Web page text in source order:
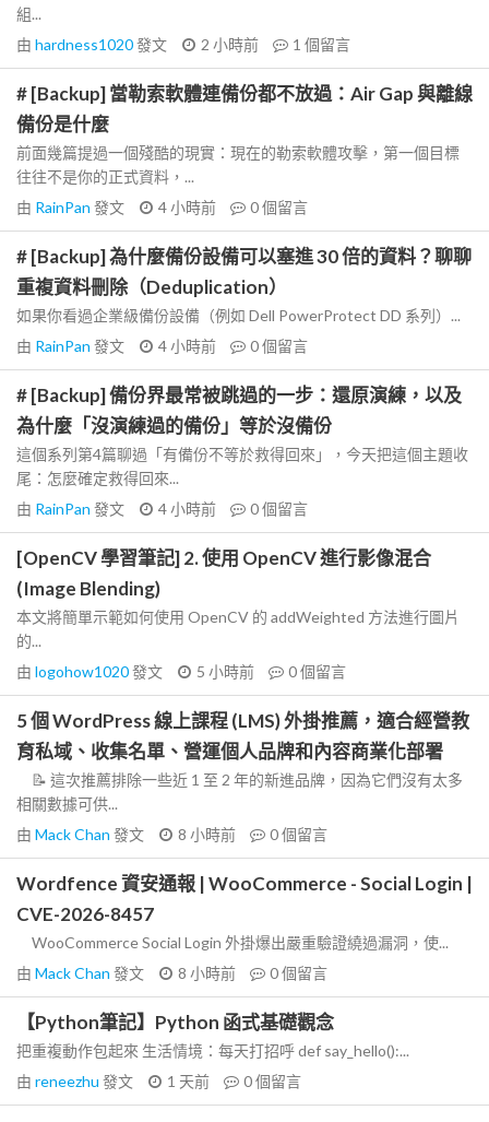
組...
由 hardness1020發文 2 小時前 1 個留言
# [Backup] 當勒索軟體連備份都不放過：Air Gap 與離線
備份是什麼
前面幾篇提過一個殘酷的現實：現在的勒索軟體攻擊，第一個目標
往往不是你的正式資料，...
由 RainPan 發文 4 小時前 0個留言
# [Backup] 為什麼備份設備可以塞進 30 倍的資料？聊聊
重複資料刪除（Deduplication）
如果你看過企業級備份設備（例如 Dell PowerProtect DD 系列）...
由 RainPan 發文 4 小時前 0個留言
# [Backup] 備份界最常被跳過的一步：還原演練，以及
為什麼「沒演練過的備份」等於沒備份
這個系列第4篇聊過「有備份不等於救得回來」，今天把這個主題收
尾：怎麼確定救得回來...
由 RainPan 發文 4 小時前 0個留言
[OpenCV 學習筆記] 2. 使用 OpenCV 進行影像混合
(Image Blending)
本文將簡單示範如何使用 OpenCV 的 addWeighted 方法進行圖片
的...
由 logohow1020發文 5 小時前 0個留言
5 個 WordPress 線上課程 (LMS) 外掛推薦，適合經營教
育私域、收集名單、營運個人品牌和內容商業化部署
📝 這次推薦排除一些近 1 至 2 年的新進品牌，因為它們沒有太多
相關數據可供...
由 Mack Chan 發文 8 小時前 0個留言
Wordfence 資安通報 | WooCommerce - Social Login |
CVE-2026-8457
WooCommerce Social Login 外掛爆出嚴重驗證繞過漏洞，使...
由 Mack Chan 發文 8 小時前 0個留言
【Python筆記】Python 函式基礎觀念
把重複動作包起來 生活情境：每天打招呼 def say_hello():...
由 reneezhu 發文 1 天前 0個留言